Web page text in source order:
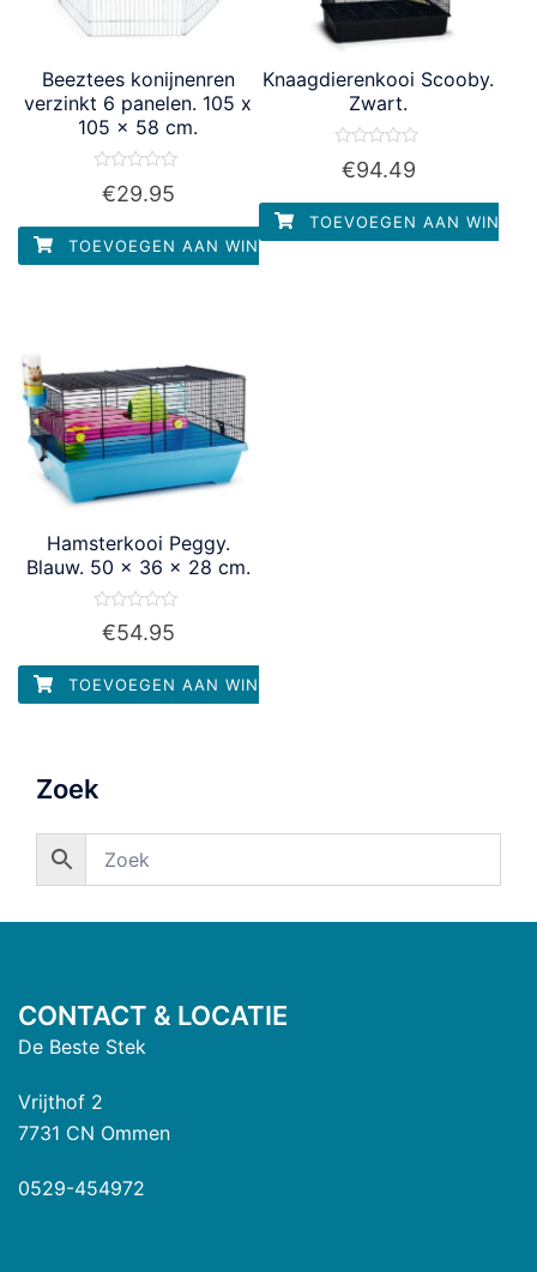
Beeztees konijnenren
verzinkt 6 panelen. 105 x
105 x 58 cm.
Waardering
0
5
€29.95
TOEVOEGEN AAN WINKELWAGEN
Knaagdierenkooi Scooby.
Zwart.
Waardering
0
5
€94.49
TOEVOEGEN AAN
Hamsterkooi Peggy.
Blauw. 50 x 36 x 28 cm.
Waardering
0
5
€54.95
TOEVOEGEN AAN WINKELWAGEN
Zoek
CONTACT & LOCATIE
De Beste Stek
Vrijthof 2
7731 CN Ommen
0529-454972